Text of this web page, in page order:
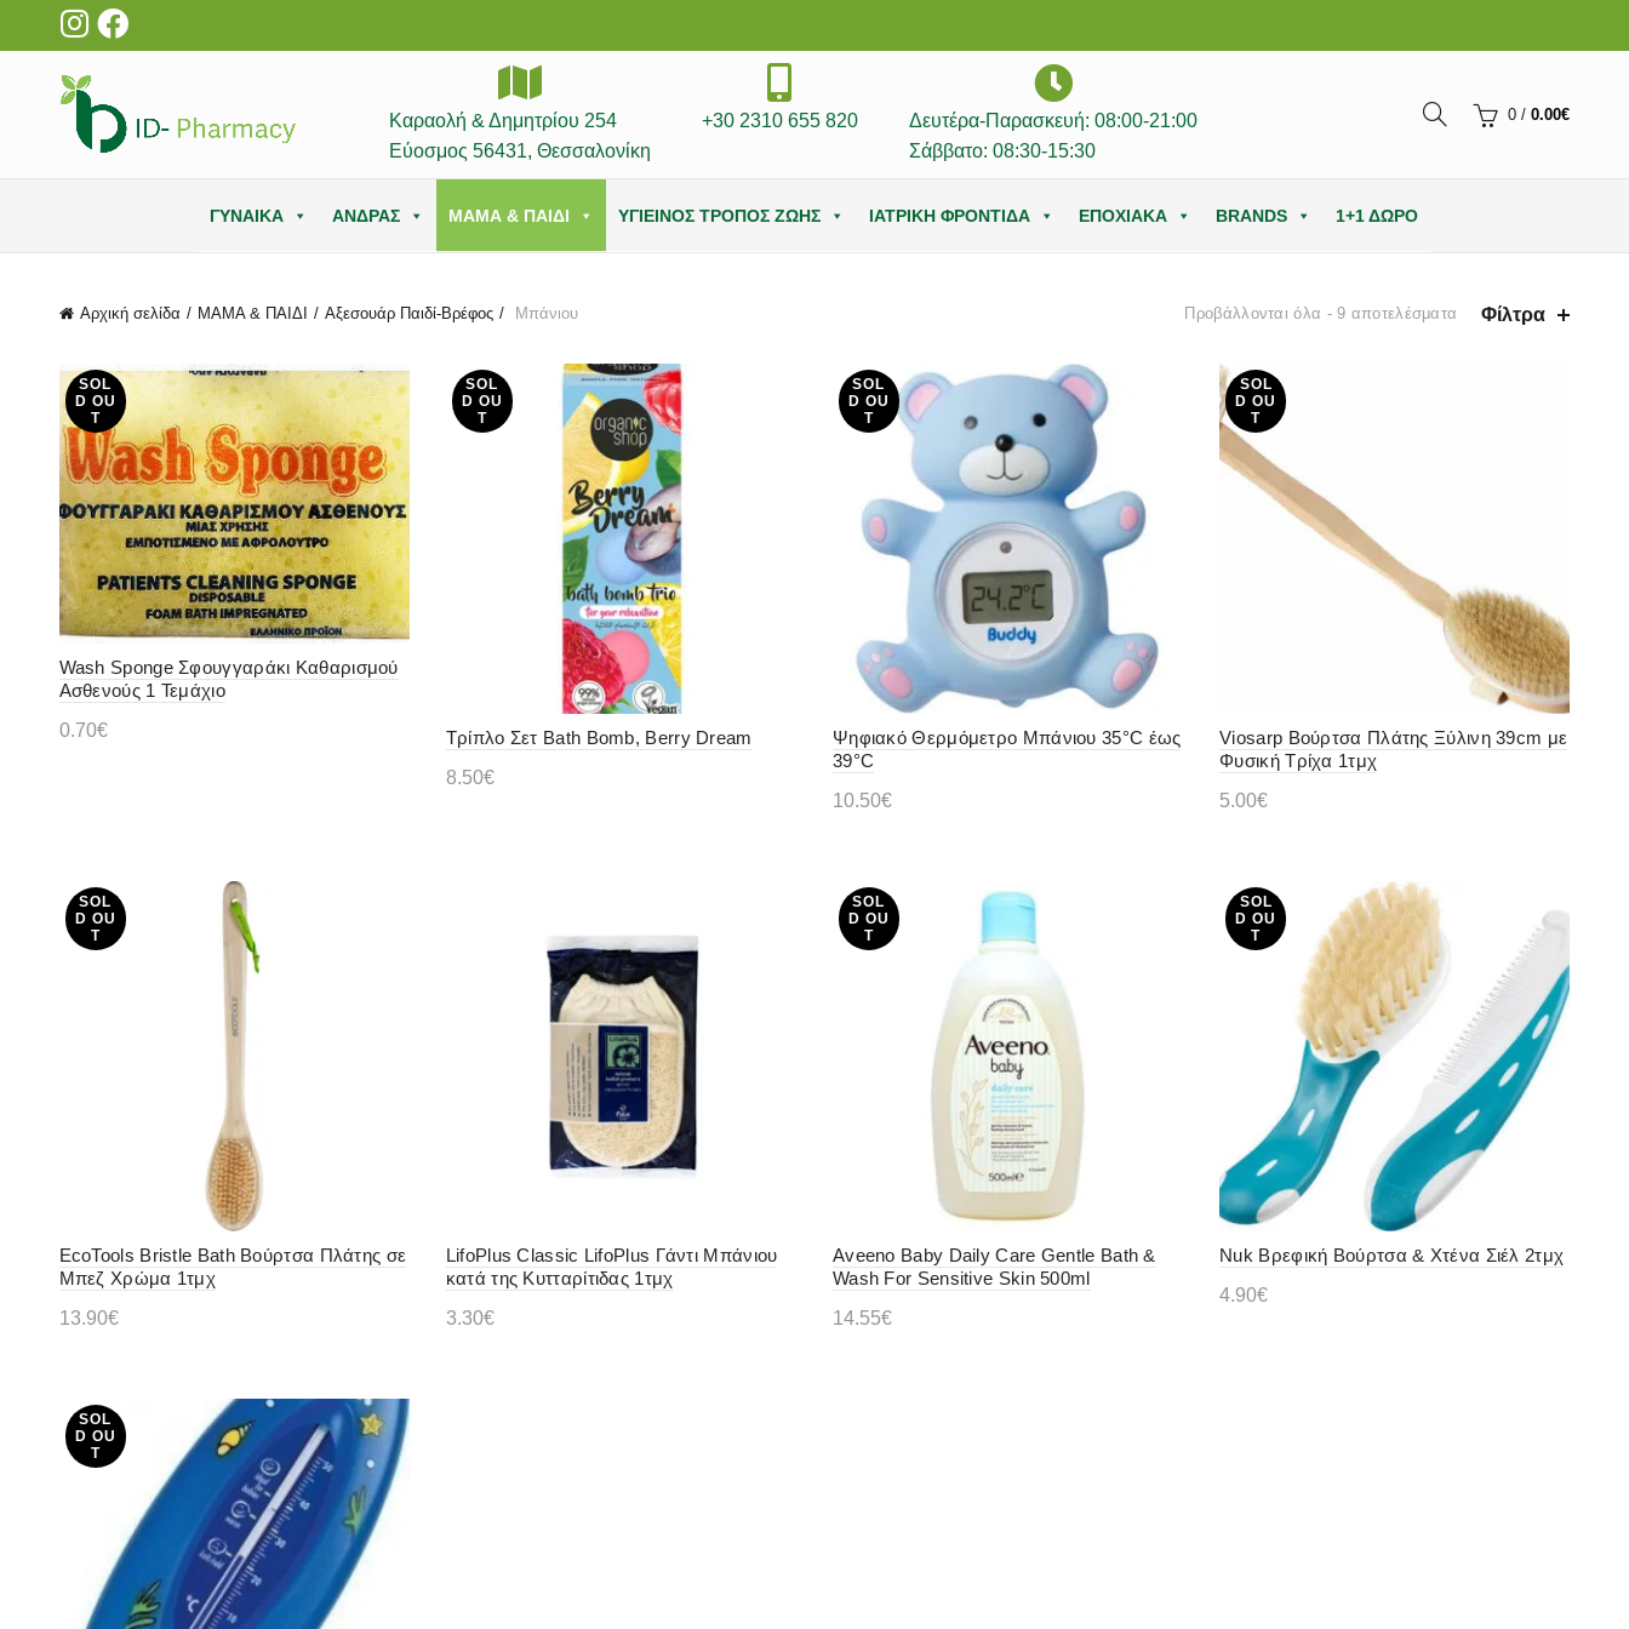
Καραολή & Δημητρίου 254
Εύοσμος 56431, Θεσσαλονίκη
+30 2310 655 820
Δευτέρα-Παρασκευή: 08:00-21:00
Σάββατο: 08:30-15:30
0 / 0.00€
ΓΥΝΑΙΚΑ ΑΝΔΡΑΣ ΜΑΜΑ & ΠΑΙΔΙ ΥΓΙΕΙΝΟΣ ΤΡΟΠΟΣ ΖΩΗΣ ΙΑΤΡΙΚΗ ΦΡΟΝΤΙΔΑ ΕΠΟΧΙΑΚΑ BRANDS 1+1 ΔΩΡΟ
Αρχική σελίδα ΜΑΜΑ & ΠΑΙΔΙ Αξεσουάρ Παιδί-Βρέφος Μπάνιου Προβάλλονται όλα - 9 αποτελέσματα Φίλτρα
SOL
D OU
T
Wash Sponge Σφουγγαράκι Καθαρισμού
Ασθενούς 1 Τεμάχιο
0.70€
SOL
D OU
T
Τρίπλο Σετ Bath Bomb, Berry Dream
8.50€
SOL
D OU
T
Ψηφιακό Θερμόμετρο Μπάνιου 35°C έως
39°C
10.50€
SOL
D OU
T
Viosarp Βούρτσα Πλάτης Ξύλινη 39cm με
Φυσική Τρίχα 1τμχ
5.00€
SOL
D OU
T
EcoTools Bristle Bath Βούρτσα Πλάτης σε
Μπεζ Χρώμα 1τμχ
13.90€
LifoPlus Classic LifoPlus Γάντι Μπάνιου
κατά της Κυτταρίτιδας 1τμχ
3.30€
SOL
D OU
T
Aveeno Baby Daily Care Gentle Bath &
Wash For Sensitive Skin 500ml
14.55€
SOL
D OU
T
Nuk Βρεφική Βούρτσα & Χτένα Σιέλ 2τμχ
4.90€
SOL
D OU
T